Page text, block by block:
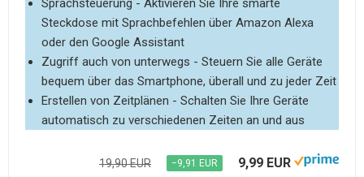
Sprachsteuerung - Aktivieren Sie Ihre smarte
Steckdose mit Sprachbefehlen über Amazon Alexa
oder den Google Assistant
Zugriff auch von unterwegs - Steuern Sie alle Geräte
bequem über das Smartphone, überall und zu jeder Zeit
Erstellen von Zeitplänen - Schalten Sie Ihre Geräte
automatisch zu verschiedenen Zeiten an und aus
19,90 EUR −9,91 EUR 9,99 EUR